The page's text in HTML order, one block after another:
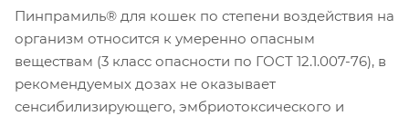
Пинпрамиль® для кошек по степени воздействия на
организм относится к умеренно опасным
веществам (3 класс опасности по ГОСТ 12.1.007-76), в
рекомендуемых дозах не оказывает
сенсибилизирующего, эмбриотоксического и